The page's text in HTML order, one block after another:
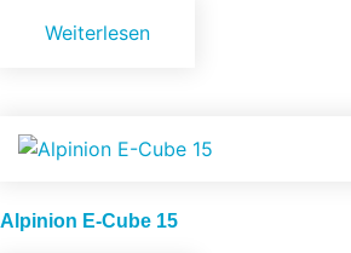
Weiterlesen
Alpinion E-Cube 15